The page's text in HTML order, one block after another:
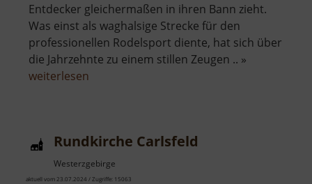
Entdecker gleichermaßen in ihren Bann zieht.
Was einst als waghalsige Strecke für den
professionellen Rodelsport diente, hat sich über
die Jahrzehnte zu einem stillen Zeugen .. »
weiterlesen
Rundkirche Carlsfeld
Westerzgebirge
aktuell vom 23.07.2024 / Zugriffe: 15063